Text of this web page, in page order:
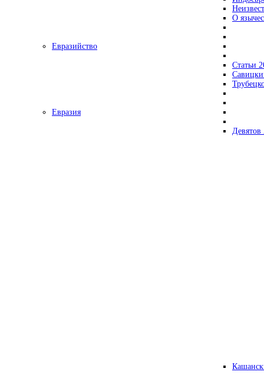
О
Евразийство
Статьи
Евразия